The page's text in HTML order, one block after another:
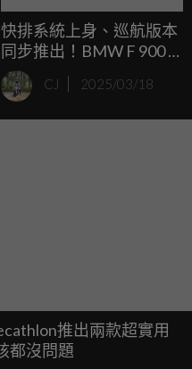
快排系統上身、巡航版本
同步推出！BMW F 900 R
Shifter、F 800 GS
Touring法國市場正式推
CJ 2025/03/18
推出兩款超實用
都沒問題